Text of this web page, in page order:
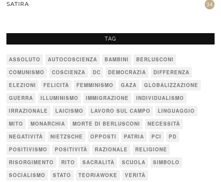
SATIRA 34
TAG
ASSOLUTO AUTOCOSCIENZA BAMBINI
BERLUSCONI
COMUNISMO
COSCIENZA DC DEMOCRAZIA
DIFFERENZA
ELEZIONI
FELICITÀ FEMMINISMO GAZA
GLOBALIZZAZIONE
GUERRA
ILLUMINISMO IMMIGRAZIONE
INDIVIDUALISMO
IRRAZIONALE
LAICISMO LAVORO SUL CAMPO
LINGUAGGIO
MITO
MONARCHIA MORTE DI BERLUSCONI
NECESSITÀ
NEGATIVITÀ
NIETZSCHE OPPOSTI PATRIA PCI
PD
POSITIVISMO
POSITIVITÀ RAZIONALE
RELIGIONE
RISORGIMENTO
RITO SACRALITÀ SCUOLA
SIMBOLO
SOCIALISMO
STATO TEORIAWOKE VERITÀ